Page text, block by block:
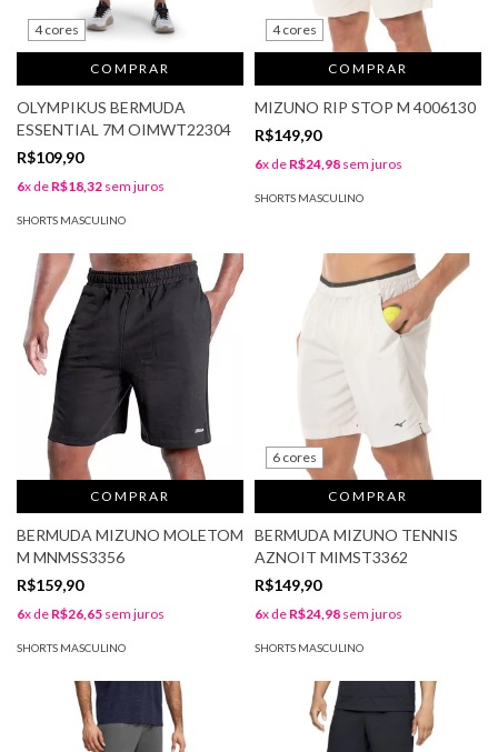
4 cores
COMPRAR
OLYMPIKUS BERMUDA
ESSENTIAL 7M OIMWT22304
R$109,90
6x de R$18,32 sem juros
SHORTS MASCULINO
4 cores
COMPRAR
MIZUNO RIP STOP M 4006130
R$149,90
6x de R$24,98 sem juros
SHORTS MASCULINO
COMPRAR
BERMUDA MIZUNO MOLETOM
M MNMSS3356
R$159,90
6x de R$26,65 sem juros
SHORTS MASCULINO
6 cores
COMPRAR
BERMUDA MIZUNO TENNIS
AZNOIT MIMST3362
R$149,90
6x de R$24,98 sem juros
SHORTS MASCULINO